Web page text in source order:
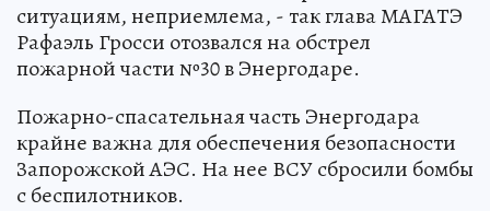
ситуациям, неприемлема, - так глава МАГАТЭ
Рафаэль Гросси отозвался на обстрел
пожарной части №30 в Энергодаре.
Пожарно-спасательная часть Энергодара
крайне важна для обеспечения безопасности
Запорожской АЭС. На нее ВСУ сбросили бомбы
с беспилотников.